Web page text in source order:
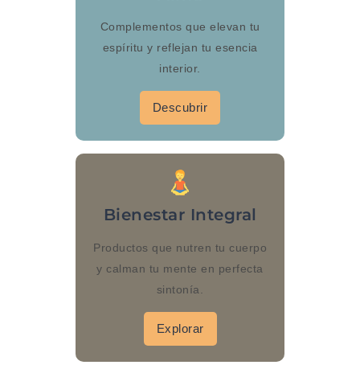
Complementos que elevan tu
espíritu y reflejan tu esencia
interior.
Descubrir
Bienestar Integral
Productos que nutren tu cuerpo
y calman tu mente en perfecta
sintonía.
Explorar